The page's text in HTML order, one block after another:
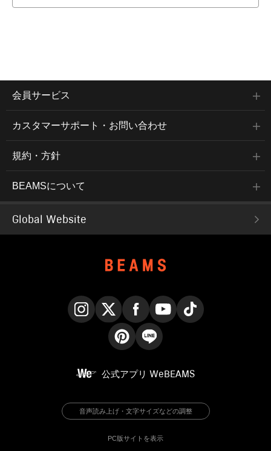
会員サービス
カスタマーサポート・お問い合わせ
規約・方針
BEAMSについて
Global Website
公式アプリ WeBEAMS
音声読み上げ・文字サイズなどの調整
PC版サイトを表示